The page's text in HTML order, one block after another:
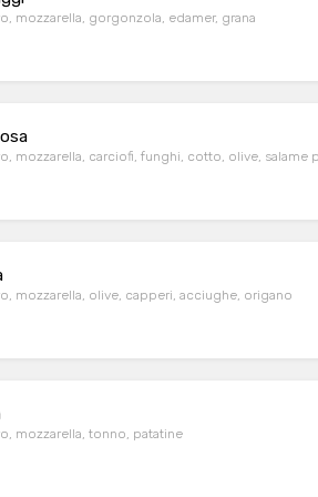
mozzarella, gorgonzola, edamer, grana
mozzarella, carciofi, funghi, cotto, olive, salame
mozzarella, olive, capperi, acciughe, origano
mozzarella, tonno, patatine